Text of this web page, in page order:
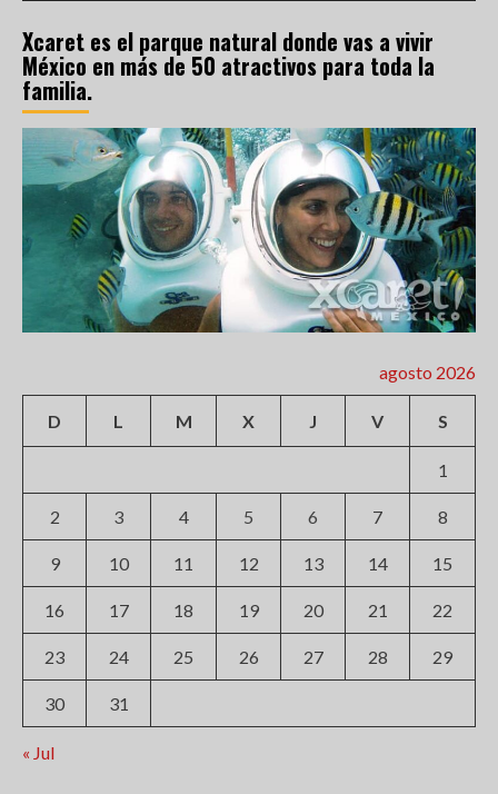
Xcaret es el parque natural donde vas a vivir
México en más de 50 atractivos para toda la
familia.
agosto 2026
D L M X J V S
1
2 3 4 5 6 7 8
9 10 11 12 13 14 15
16 17 18 19 20 21 22
23 24 25 26 27 28 29
30 31
« Jul